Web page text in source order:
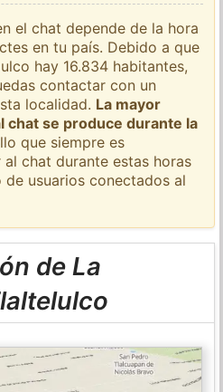
el chat depende de la hora
en tu país. Debido a que
hay 16.834 habitantes,
contactar con un
localidad. La mayor
chat se produce durante la
que siempre es
chat durante estas horas
usuarios conectados al
de La